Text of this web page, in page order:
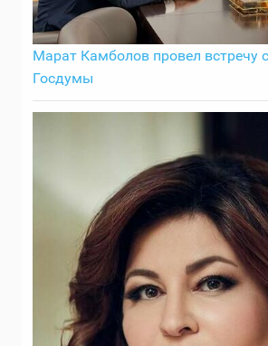
Марат Камболов провел встречу
Госдумы